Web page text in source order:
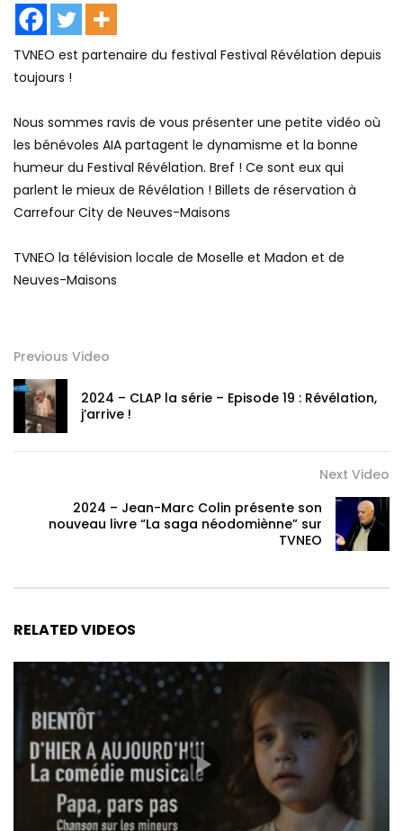
TVNEO est partenaire du festival Festival Révélation depuis
toujours !
Nous sommes ravis de vous présenter une petite vidéo où
les bénévoles AIA partagent le dynamisme et la bonne
humeur du Festival Révélation. Bref ! Ce sont eux qui
parlent le mieux de Révélation ! Billets de réservation à
Carrefour City de Neuves-Maisons
TVNEO la télévision locale de Moselle et Madon et de
Neuves-Maisons
Previous Video
2024 – CLAP la série – Episode 19 : Révélation,
j’arrive !
Next Video
2024 – Jean-Marc Colin présente son
nouveau livre “La saga néodomiènne” sur
TVNEO
RELATED VIDEOS